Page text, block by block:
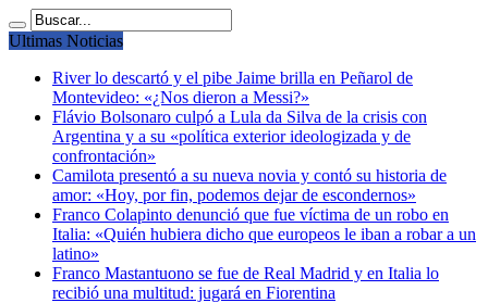
Ultimas Noticias
River lo descartó y el pibe Jaime brilla en Peñarol de
Montevideo: «¿Nos dieron a Messi?»
Flávio Bolsonaro culpó a Lula da Silva de la crisis con
Argentina y a su «política exterior ideologizada y de
confrontación»
Camilota presentó a su nueva novia y contó su historia de
amor: «Hoy, por fin, podemos dejar de escondernos»
Franco Colapinto denunció que fue víctima de un robo en
Italia: «Quién hubiera dicho que europeos le iban a robar a un
latino»
Franco Mastantuono se fue de Real Madrid y en Italia lo
recibió una multitud: jugará en Fiorentina